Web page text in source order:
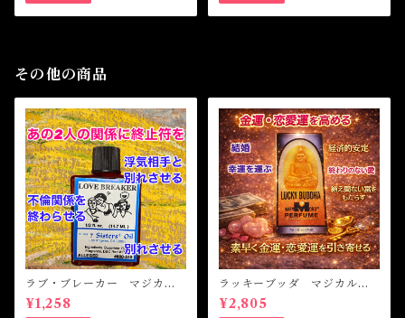
その他の商品
ラブ・ブレーカー マジカル
オイル・魔女オイル LOVE
BREAKER Magicak Oil
¥1,258
ラッキーブッダ マジカルオ
イル・魔女オイル LUCKY
BUDDHA Magical Oil
¥2,805